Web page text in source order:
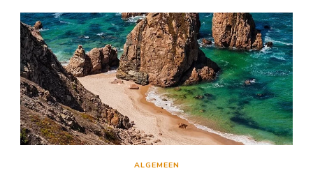
ALGEMEEN